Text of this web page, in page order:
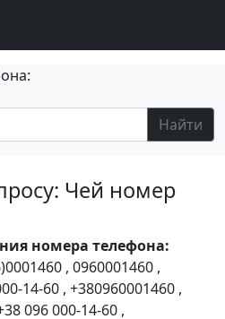
Найти
Чей номер
номера телефона:
, 0960001460 ,
14-60 , +380960001460 ,
096 000-14-60 ,